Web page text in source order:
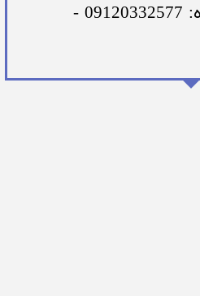
​شماره تلفن های همراه: 09120332577 -